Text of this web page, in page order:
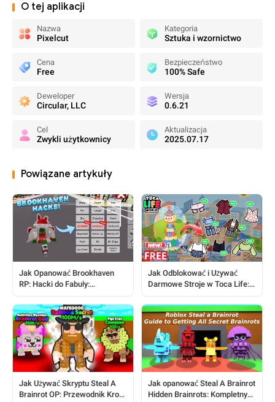
O tej aplikacji
Nazwa
Pixelcut
Kategoria
Sztuka i wzornictwo
Cena
Free
Bezpieczeństwo
100% Safe
Deweloper
Circular, LLC
Wersja
0.6.21
Cel
Zwykli użytkownicy
Aktualizacja
2025.07.17
Powiązane artykuły
Jak Opanować Brookhaven
RP: Hacki do Fabuły:
Graczy
Jak Odblokować i Używać
Darmowe Stroje w Toca Life:
Jak Używać Skryptu Steal A
Brainrot OP: Przewodnik Krok
Jak opanować Steal A Brainrot
Hidden Brainrots: Kompletny